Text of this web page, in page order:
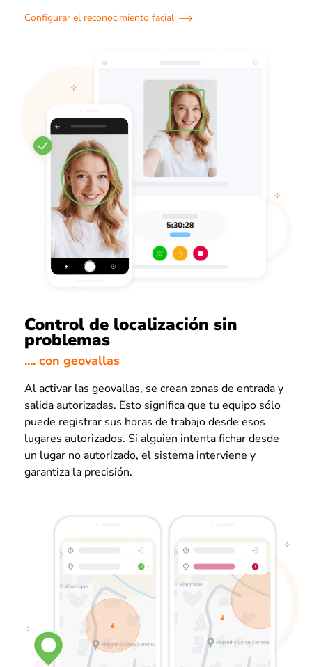
Configurar el reconocimiento facial
Control de localización sin
problemas
.... con geovallas
Al activar las geovallas, se crean zonas de entrada y
salida autorizadas. Esto significa que tu equipo sólo
puede registrar sus horas de trabajo desde esos
lugares autorizados. Si alguien intenta fichar desde
un lugar no autorizado, el sistema interviene y
garantiza la precisión.